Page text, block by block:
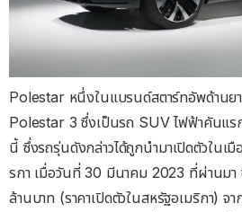
Polestar หนึ่งในแบรนด์สตาร์ทอัพด้านย
Polestar 3 ซึ่งเป็นรถ SUV ไฟฟ้าคันแร
นี้ ซึ่งรถรุ่นดังกล่าวได้ถูกนำมาเปิดตัวในเ
รกา เมื่อวันที่ 30 มีนาคม 2023 ที่ผ่านมา
ล้านบาท (ราคาเปิดตัวในสหรัฐอเมริกา) จ